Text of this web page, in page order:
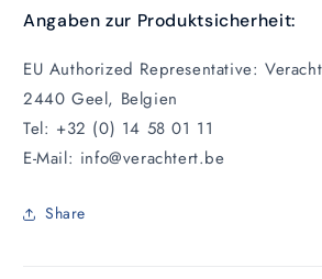
Angaben zur Produktsicherheit:
EU Authorized Representative:
2440 Geel, Belgien
Tel: +32 (0) 14 58 01 11
E-Mail: info@verachtert.be
Share